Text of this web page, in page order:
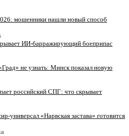
мошенники нашли новый способ
ИИ-барражирующий боеприпас
не узнать: Минск показал новую
российский СПГ: что скрывает
универсал «Нарвская застава» готовится